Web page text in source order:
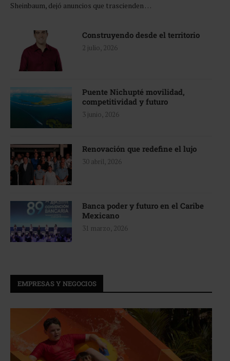
Sheinbaum, dejó anuncios que trascienden …
Construyendo desde el territorio
2 julio, 2026
Puente Nichupté movilidad,
competitividad y futuro
3 junio, 2026
Renovación que redefine el lujo
30 abril, 2026
Banca poder y futuro en el Caribe
Mexicano
31 marzo, 2026
EMPRESAS Y NEGOCIOS